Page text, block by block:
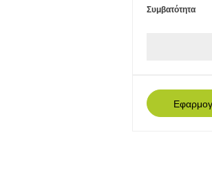
Συμβατότητα